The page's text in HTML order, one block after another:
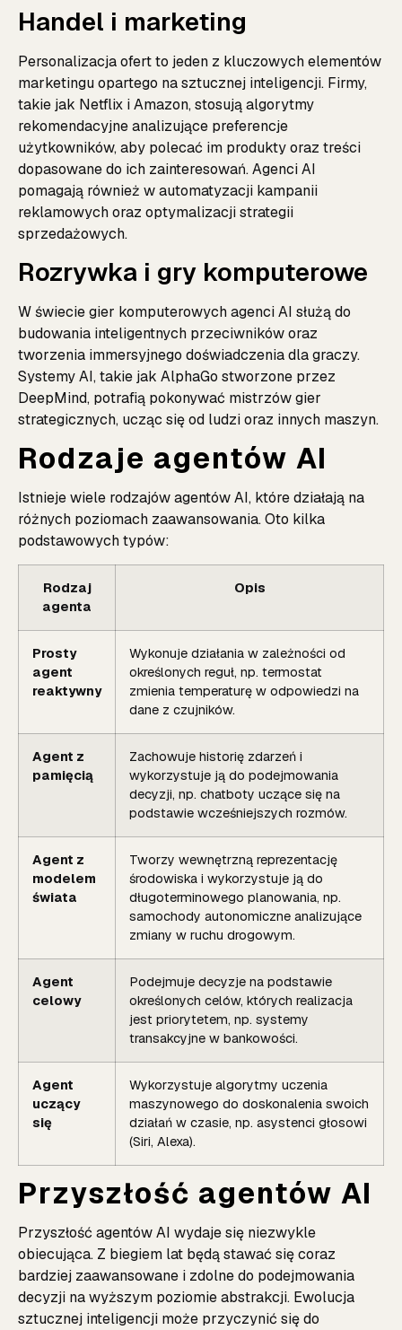
Handel i marketing
Personalizacja ofert to jeden z kluczowych elementów
marketingu opartego na sztucznej inteligencji. Firmy,
takie jak Netflix i Amazon, stosują algorytmy
rekomendacyjne analizujące preferencje
użytkowników, aby polecać im produkty oraz treści
dopasowane do ich zainteresowań. Agenci AI
pomagają również w automatyzacji kampanii
reklamowych oraz optymalizacji strategii
sprzedażowych.
Rozrywka i gry komputerowe
W świecie gier komputerowych agenci AI służą do
budowania inteligentnych przeciwników oraz
tworzenia immersyjnego doświadczenia dla graczy.
Systemy AI, takie jak AlphaGo stworzone przez
DeepMind, potrafią pokonywać mistrzów gier
strategicznych, ucząc się od ludzi oraz innych maszyn.
Rodzaje agentów AI
Istnieje wiele rodzajów agentów AI, które działają na
różnych poziomach zaawansowania. Oto kilka
podstawowych typów:
Rodzaj
agenta
Opis
Prosty
agent
reaktywny
Wykonuje działania w zależności od
określonych reguł, np. termostat
zmienia temperaturę w odpowiedzi na
dane z czujników.
Agent z
pamięcią
Zachowuje historię zdarzeń i
wykorzystuje ją do podejmowania
decyzji, np. chatboty uczące się na
podstawie wcześniejszych rozmów.
Agent z
modelem
świata
Tworzy wewnętrzną reprezentację
środowiska i wykorzystuje ją do
długoterminowego planowania, np.
samochody autonomiczne analizujące
zmiany w ruchu drogowym.
Agent
celowy
Podejmuje decyzje na podstawie
określonych celów, których realizacja
jest priorytetem, np. systemy
transakcyjne w bankowości.
Agent
uczący
się
Wykorzystuje algorytmy uczenia
maszynowego do doskonalenia swoich
działań w czasie, np. asystenci głosowi
(Siri, Alexa).
Przyszłość agentów AI
Przyszłość agentów AI wydaje się niezwykle
obiecująca. Z biegiem lat będą stawać się coraz
bardziej zaawansowane i zdolne do podejmowania
decyzji na wyższym poziomie abstrakcji. Ewolucja
sztucznej inteligencji może przyczynić się do